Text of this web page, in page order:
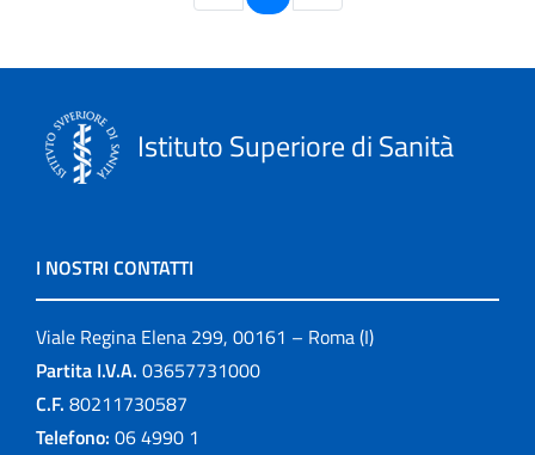
Istituto Superiore di Sanità
I NOSTRI CONTATTI
Viale Regina Elena 299, 00161 – Roma (I)
Partita I.V.A. 03657731000
C.F. 80211730587
Telefono: 06 4990 1